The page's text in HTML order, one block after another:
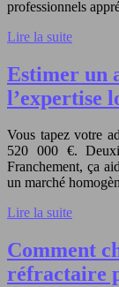
professionnels
Lire la suite
Estimer un
l’expertise
Vous tapez votre
520 000 €.
Franchement, ça
un marché
Lire la suite
Comment
réfractaire